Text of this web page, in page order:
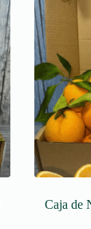
Caja de